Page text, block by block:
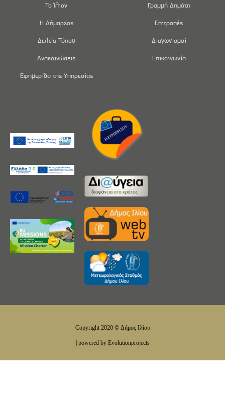
Το Ίλιον
Η Δήμαρχος
Δελτία Τύπου
Ανακοινώσεις
Εφημερίδα της Υπηρεσίας
Γραμμή Δημότη
Επιτροπές
Διαγωνισμοί
Επικοινωνία
Copyright 2020 © Δήμος Ιλίου
| powered by Evolutionprojects